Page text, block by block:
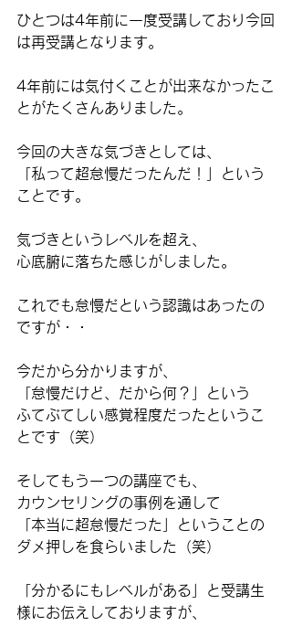
ひとつは4年前に一度受講しており今回
は再受講となります。
4年前には気付くことが出来なかったこ
とがたくさんありました。
今回の大きな気づきとしては、
「私って超怠慢だったんだ！」という
ことです。
気づきというレベルを超え、
心底腑に落ちた感じがしました。
これでも怠慢だという認識はあったの
ですが・・
今だから分かりますが、
「怠慢だけど、だから何？」という
ふてぶてしい感覚程度だったというこ
とです（笑）
そしてもう一つの講座でも、
カウンセリングの事例を通して
「本当に超怠慢だった」ということの
ダメ押しを食らいました（笑）
「分かるにもレベルがある」と受講生
様にお伝えしておりますが、